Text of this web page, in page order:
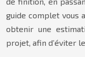
guide complet vous
obtenir une
projet, afin d’éviter